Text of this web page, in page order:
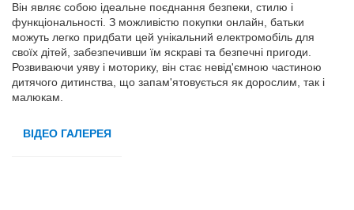
Він являє собою ідеальне поєднання безпеки, стилю і
функціональності. З можливістю покупки онлайн, батьки
можуть легко придбати цей унікальний електромобіль для
своїх дітей, забезпечивши їм яскраві та безпечні пригоди.
Розвиваючи уяву і моторику, він стає невід'ємною частиною
дитячого дитинства, що запам'ятовується як дорослим, так і
малюкам.
ВІДЕО ГАЛЕРЕЯ